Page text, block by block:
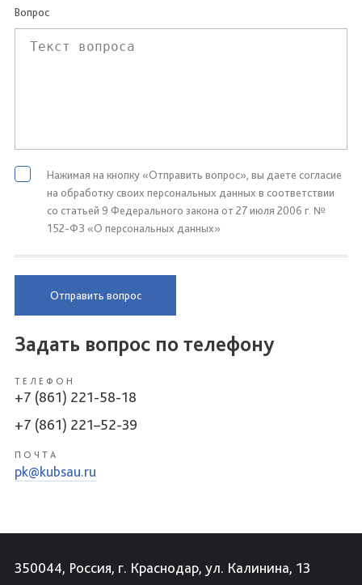
Вопрос
Нажимая на кнопку «Отправить вопрос», вы даете согласие
на обработку своих персональных данных в соответствии
со статьей 9 Федерального закона от 27 июля 2006 г. №
152-ФЗ «О персональных данных»
Отправить вопрос
Задать вопрос по телефону
ТЕЛЕФОН
+7 (861) 221-58-18
+7 (861) 221–52-39
ПОЧТА
pk@kubsau.ru
350044, Россия, г. Краснодар, ул. Калинина, 13